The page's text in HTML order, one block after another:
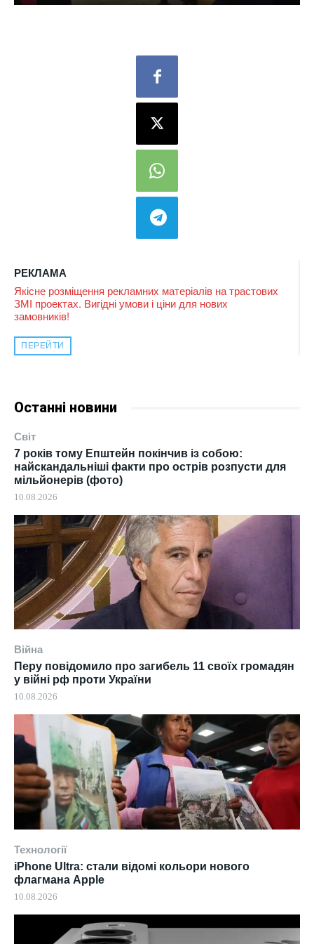
РЕКЛАМА
Якісне розміщення рекламних матеріалів на трастових
ЗМІ проектах. Вигідні умови і ціни для нових
замовників!
ПЕРЕЙТИ
Останні новини
Світ
7 років тому Епштейн покінчив із собою:
найскандальніші факти про острів розпусти для
мільйонерів (фото)
10.08.2026
Війна
Перу повідомило про загибель 11 своїх громадян
у війні рф проти України
10.08.2026
Технології
iPhone Ultra: стали відомі кольори нового
флагмана Apple
10.08.2026